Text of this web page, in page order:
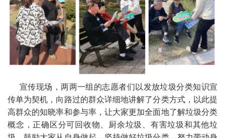
宣传现场，两两一组的志愿者们以发放垃圾分类知识宣
传单为契机，向路过的群众详细地讲解了分类方式，以此提
高群众的知晓率和参与率，让大家更加全面地了解垃圾分类
概念，正确区分可回收物、厨余垃圾、有害垃圾和其他垃